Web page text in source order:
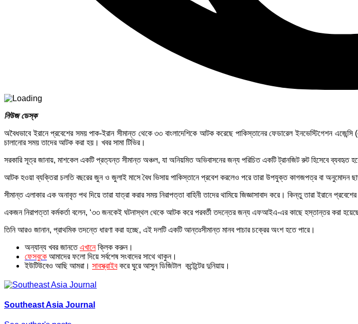
নিউজ ডেস্ক
অবৈধভাবে ইরানে প্রবেশের সময় পাক-ইরান সীমান্ত থেকে ৩৩ বাংলাদেশিকে আটক করেছে পাকিস্তানের ফেডারেল ইনভেস্টিগেশন
চালানোর সময় তাদের আটক করা হয়। খবর সামা টিভির।
সরকারি সূত্র জানায়, মাশকেল একটি প্রত্যন্ত সীমান্ত অঞ্চল, যা অনিয়মিত অভিবাসনের জন্য পরিচিত একটি ট্রানজিট রুট হিসেবে ব্যবহৃত
আটক হওয়া ব্যক্তিরা চলতি বছরের জুন ও জুলাই মাসে বৈধ ভিসায় পাকিস্তানে প্রবেশ করলেও পরে তারা উপযুক্ত কাগজপত্র বা অনুমোদন
সীমান্ত এলাকার এক অনাবৃত পথ দিয়ে তারা যাত্রা করার সময় নিরাপত্তা বাহিনী তাদের থামিয়ে জিজ্ঞাসাবাদ করে। কিন্তু তারা ইরানে
একজন নিরাপত্তা কর্মকর্তা বলেন, ‘৩৩ জনকেই ঘটনাস্থল থেকে আটক করে পরবর্তী তদন্তের জন্য এফআইএ-এর কাছে হস্তান্তর করা
তিনি আরও জানান, প্রাথমিক তদন্তে ধারণা করা হচ্ছে, এই দলটি একটি আন্তঃসীমান্ত মানব পাচার চক্রের অংশ হতে পারে।
অন্যান্য খবর জানতে এখানে ক্লিক করুন।
ফেসবুকে আমাদের ফলো দিয়ে সর্বশেষ সংবাদের সাথে থাকুন।
ইউটিউবেও আছি আমরা। সাবস্ক্রাইব করে ঘুরে আসুন ডিজিটাল কন্টেন্টের দুনিয়ায়।
Southeast Asia Journal